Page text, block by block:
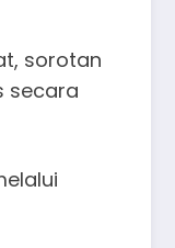
sorotan
secara